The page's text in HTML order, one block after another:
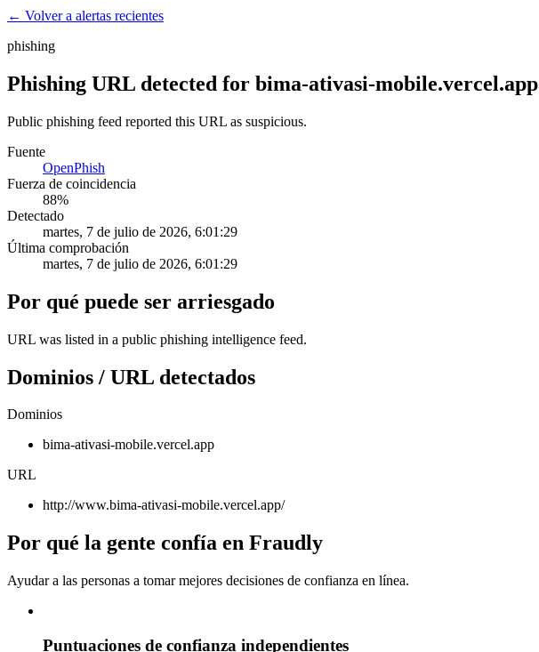
← Volver a alertas recientes
phishing
Phishing URL detected for bima-ativasi-mobile.vercel.app
Public phishing feed reported this URL as suspicious.
Fuente
OpenPhish
Fuerza de coincidencia
88%
Detectado
martes, 7 de julio de 2026, 6:01:29
Última comprobación
martes, 7 de julio de 2026, 6:01:29
Por qué puede ser arriesgado
URL was listed in a public phishing intelligence feed.
Dominios / URL detectados
Dominios
bima-ativasi-mobile.vercel.app
URL
http://www.bima-ativasi-mobile.vercel.app/
Por qué la gente confía en Fraudly
Ayudar a las personas a tomar mejores decisiones de confianza en línea.
Puntuaciones de confianza independientes